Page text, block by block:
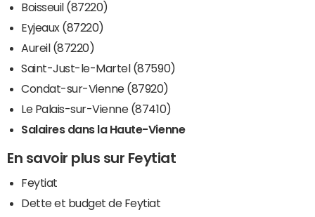
Boisseuil (87220)
Eyjeaux (87220)
Aureil (87220)
Saint-Just-le-Martel (87590)
Condat-sur-Vienne (87920)
Le Palais-sur-Vienne (87410)
Salaires dans la Haute-Vienne
En savoir plus sur Feytiat
Feytiat
Dette et budget de Feytiat